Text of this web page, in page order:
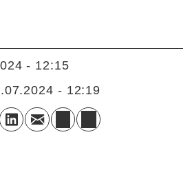
- 12:15
- 12:19